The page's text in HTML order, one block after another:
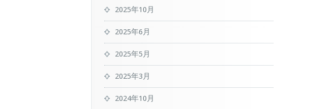
2025年10月
2025年6月
2025年5月
2025年3月
2024年10月